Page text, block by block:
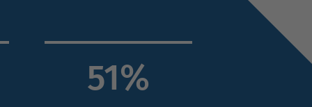
71%